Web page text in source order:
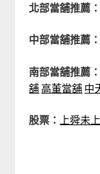
北部當舖推薦：
中部當舖推薦：
南部當舖推薦：
舖高董當舖 中
股票： 上舜未